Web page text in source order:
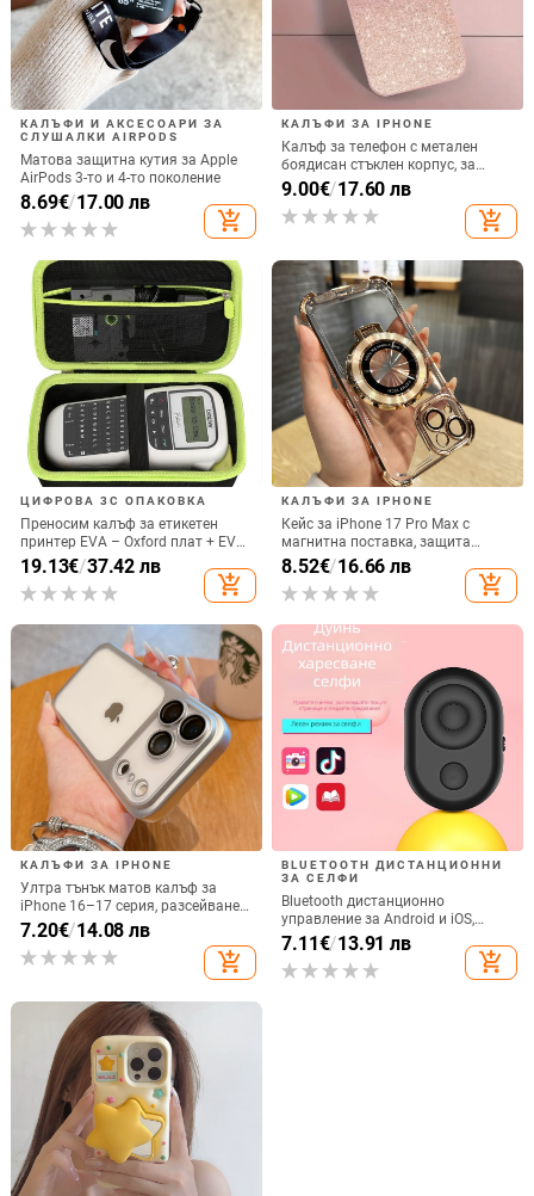
КАЛЪФИ И АКСЕСОАРИ ЗА
СЛУШАЛКИ AIRPODS
Матова защитна кутия за Apple
AirPods 3-то и 4-то поколение
8.69€/17.00 лв
add_shopping_cart
КАЛЪФИ ЗА IPHONE
Калъф за телефон с метален
боядисан стъклен корпус, за
iPhone 11–14 Pro Max,
охлаждане, модел YK263
9.00€/17.60 лв
add_shopping_cart
ЦИФРОВА 3C ОПАКОВКА
Преносим калъф за етикетен
принтер EVA – Oxford плат + EVA,
горещо пресовано EVA и шиене,
товароподемност 10 кг
19.13€/37.42 лв
add_shopping_cart
КАЛЪФИ ЗА IPHONE
Кейс за iPhone 17 Pro Max с
магнитна поставка, защита
срещу изпускане на четирите
ъгъла, акрилен корпус с
електроплатиран финиш
8.52€/16.66 лв
add_shopping_cart
КАЛЪФИ ЗА IPHONE
Ултра тънък матов калъф за
iPhone 16–17 серия, разсейване
на топлината, пълно покритие,
удароустойчив и устойчив на
отпечатъци
7.20€/14.08 лв
add_shopping_cart
BLUETOOTH ДИСТАНЦИОННИ
ЗА СЕЛФИ
Bluetooth дистанционно
управление за Android и iOS,
универсално за снимки и
видеозаписи, модел 6-key tremolo,
Vernon, ABS материал, тегло 15 g
7.11€/13.91 лв
add_shopping_cart